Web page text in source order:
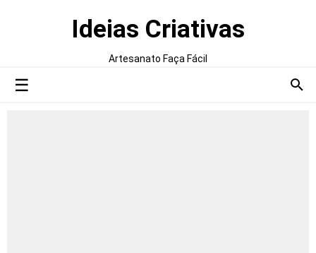
Ideias Criativas
Artesanato Faça Fácil